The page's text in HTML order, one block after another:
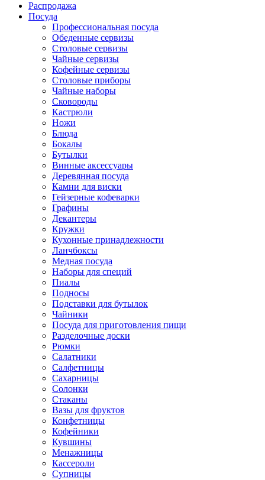
Распродажа
Посуда
Профессиональная посуда
Обеденные сервизы
Столовые сервизы
Чайные сервизы
Кофейные сервизы
Столовые приборы
Чайные наборы
Сковороды
Кастрюли
Ножи
Блюда
Бокалы
Бутылки
Винные аксессуары
Деревянная посуда
Камни для виски
Гейзерные кофеварки
Графины
Декантеры
Кружки
Кухонные принадлежности
Ланчбоксы
Медная посуда
Наборы для специй
Пиалы
Подносы
Подставки для бутылок
Чайники
Посуда для приготовления пищи
Разделочные доски
Рюмки
Салатники
Салфетницы
Сахарницы
Солонки
Стаканы
Вазы для фруктов
Конфетницы
Кофейники
Кувшины
Менажницы
Кассероли
Супницы